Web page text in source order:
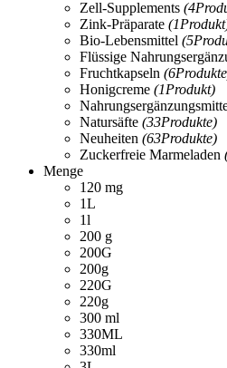
Zell-Supplements (4
Zink-Präparate (1Produkt
Bio-Lebensmittel (5
Flüssige
Fruchtkapseln (6Produkte
Honigcreme (1Produkt)
Natursäfte (33Produkte)
Neuheiten (63Produkte)
Zuckerfreie Marmeladen
Menge
120 mg
1L
1l
200 g
200G
200g
220G
220g
300 ml
330ML
330ml